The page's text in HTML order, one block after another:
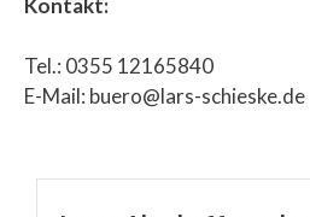
Tel.: 0355 12165840
E-Mail: buero@lars-schieske.de